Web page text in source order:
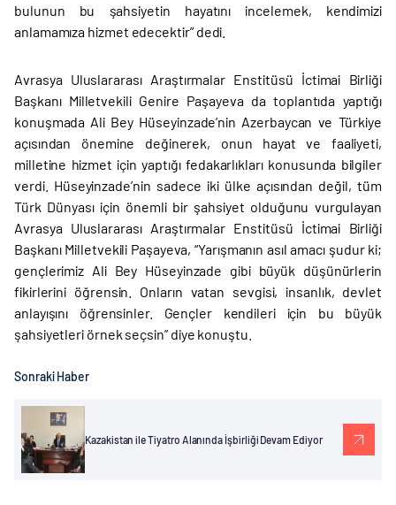
bulunun bu şahsiyetin hayatını incelemek, kendimizi
anlamamıza hizmet edecektir” dedi.
Avrasya Uluslararası Araştırmalar Enstitüsü İctimai Birliği
Başkanı Milletvekili Genire Paşayeva da toplantıda yaptığı
konuşmada Ali Bey Hüseyinzade’nin Azerbaycan ve Türkiye
açısından önemine değinerek, onun hayat ve faaliyeti,
milletine hizmet için yaptığı fedakarlıkları konusunda bilgiler
verdi. Hüseyinzade’nin sadece iki ülke açısından değil, tüm
Türk Dünyası için önemli bir şahsiyet olduğunu vurgulayan
Avrasya Uluslararası Araştırmalar Enstitüsü İctimai Birliği
Başkanı Milletvekili Paşayeva, “Yarışmanın asıl amacı şudur ki;
gençlerimiz Ali Bey Hüseyinzade gibi büyük düşünürlerin
fikirlerini öğrensin. Onların vatan sevgisi, insanlık, devlet
anlayışını öğrensinler. Gençler kendileri için bu büyük
şahsiyetleri örnek seçsin” diye konuştu.
Sonraki Haber
Kazakistan ile Tiyatro Alanında İşbirliği Devam Ediyor